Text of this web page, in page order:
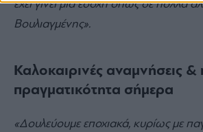
έχει γίνει μια εσοχή όπως σε πολλά
Βουλιαγμένης».
Καλοκαιρινές αναμνήσεις &
πραγματικότητα σήμερα
«Δουλεύουμε εποχιακά, κυρίως με